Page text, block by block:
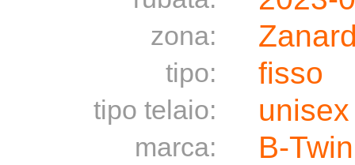
zona:
tipo: fisso
tipo telaio: unisex
marca: B-